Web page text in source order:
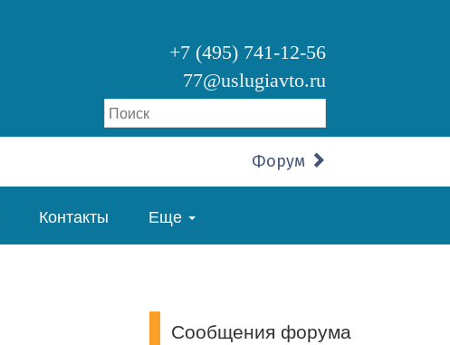
+7 (495) 741-12-56
77@uslugiavto.ru
Форум
Контакты Еще
Сообщения форума